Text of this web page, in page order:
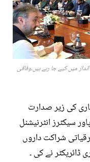
میں کیے جا رہے ہیں،وفاقی
کی زیر صدارت
سیکٹرز انٹرنیشنل
شراکت داروں
ڈائریکٹر نے کی ۔